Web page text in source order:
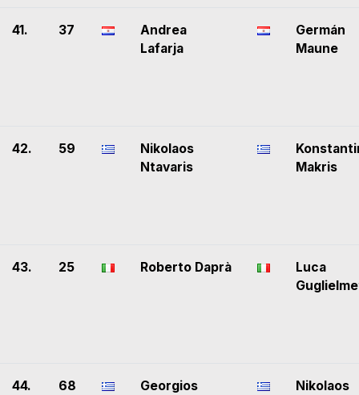
41. 37
Andrea
Lafarja
Germán
Maune
42. 59
Nikolaos
Ntavaris
Makris
43. 25 Roberto Daprà
Luca
44. 68
Georgios
Nikolaos